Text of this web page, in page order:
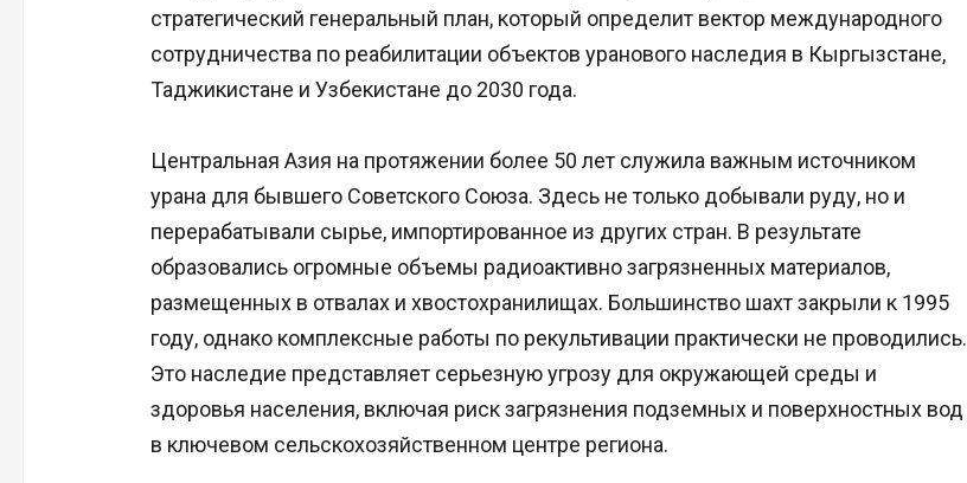
стратегический генеральный план, который определит вектор международного
сотрудничества по реабилитации объектов уранового наследия в Кыргызстане,
Таджикистане и Узбекистане до 2030 года.
Центральная Азия на протяжении более 50 лет служила важным источником
урана для бывшего Советского Союза. Здесь не только добывали руду, но и
перерабатывали сырье, импортированное из других стран. В результате
образовались огромные объемы радиоактивно загрязненных материалов,
размещенных в отвалах и хвостохранилищах. Большинство шахт закрыли к 1995
году, однако комплексные работы по рекультивации практически не проводились.
Это наследие представляет серьезную угрозу для окружающей среды и
здоровья населения, включая риск загрязнения подземных и поверхностных вод
в ключевом сельскохозяйственном центре региона.